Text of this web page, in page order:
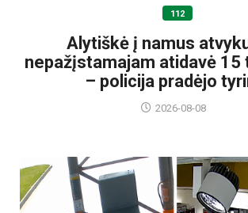
112
Alytiškė į namus
nepažįstamajam atidavė 15
– policija pradėjo
2026-08-08